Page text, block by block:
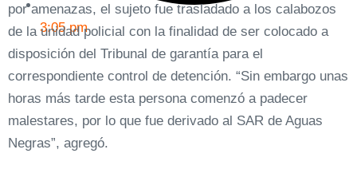
3:05 pm
por amenazas, el sujeto fue trasladado a los calabozos
de la unidad policial con la finalidad de ser colocado a
disposición del Tribunal de garantía para el
correspondiente control de detención. “Sin embargo unas
horas más tarde esta persona comenzó a padecer
malestares, por lo que fue derivado al SAR de Aguas
Negras”, agregó.